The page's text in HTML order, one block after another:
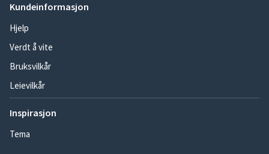
Kundeinformasjon
Hjelp
Verdt å vite
Bruksvilkår
Leievilkår
Inspirasjon
Tema